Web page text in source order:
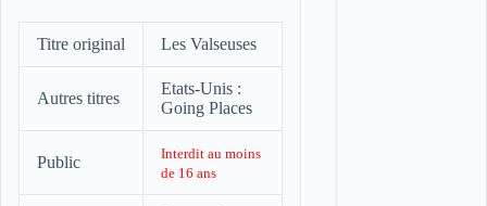
Titre original Les Valseuses
Autres titres
Etats-Unis :
Going Places
Public
Interdit au moins
de 16 ans